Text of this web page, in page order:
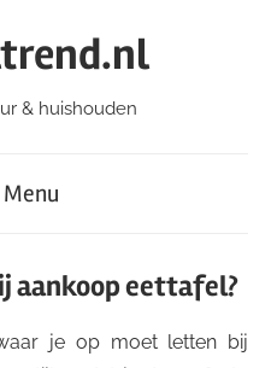
& huishouden
Menu
aankoop eettafel?
je op moet letten bij